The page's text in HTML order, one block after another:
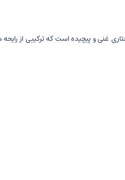
غنی و پیچیده است که ترکیبی از